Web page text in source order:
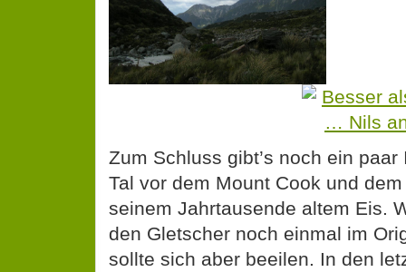
Zum Schluss gibt’s noch ein
Tal vor dem Mount Cook und
seinem Jahrtausende altem Eis.
den Gletscher noch einmal im
sollte sich aber beeilen. In den